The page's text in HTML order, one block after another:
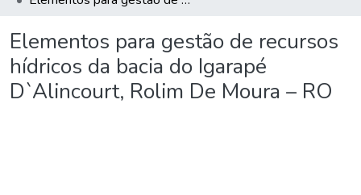
Elementos para gestão de recursos
hídricos da bacia do Igarapé
D`Alincourt, Rolim De Moura – RO